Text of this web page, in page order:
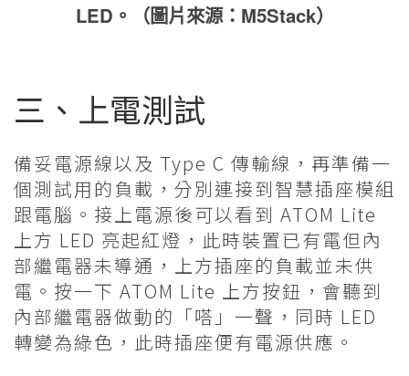
LED。（圖片來源：M5Stack）
三、上電測試
備妥電源線以及 Type C 傳輸線，再準備一
個測試用的負載，分別連接到智慧插座模組
跟電腦。接上電源後可以看到 ATOM Lite
上方 LED 亮起紅燈，此時裝置已有電但內
部繼電器未導通，上方插座的負載並未供
電。按一下 ATOM Lite 上方按鈕，會聽到
內部繼電器做動的「嗒」一聲，同時 LED
轉變為綠色，此時插座便有電源供應。